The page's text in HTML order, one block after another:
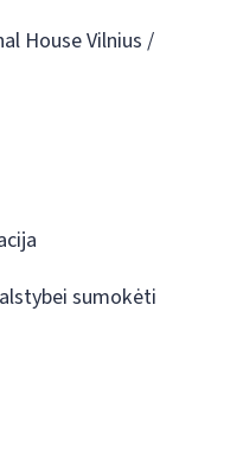
House Vilnius /
sumokėti